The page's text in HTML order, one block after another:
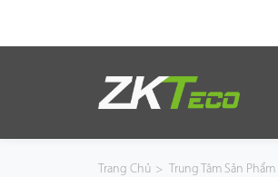
Kiểm Soát Lối Vào Thông Minh
Trang Chủ > Trung Tâm Sản Phẩm